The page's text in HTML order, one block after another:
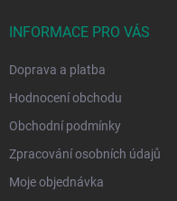
INFORMACE PRO VÁS
Doprava a platba
Hodnocení obchodu
Obchodní podmínky
Zpracování osobních údajů
Moje objednávka